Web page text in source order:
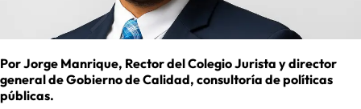
Por Jorge Manrique, Rector del Colegio Jurista y director
general de Gobierno de Calidad, consultoría de políticas
públicas.